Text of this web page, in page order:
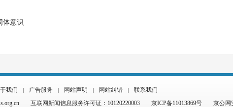
体意识
我们 广告服务 网站声明 网站纠错
联系我们
互联网新闻信息服务许可证：10120220003 京ICP备11013869号 京公网